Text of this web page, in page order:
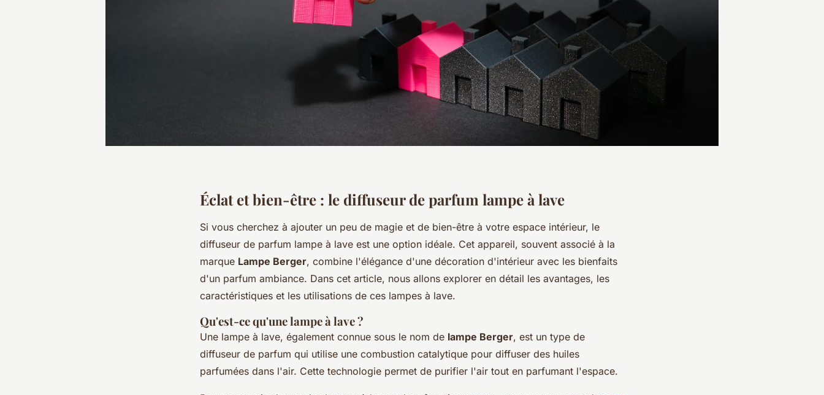
Éclat et bien-être : le diffuseur de parfum lampe à lave
Si vous cherchez à ajouter un peu de magie et de bien-être à votre espace intérieur, le
diffuseur de parfum lampe à lave est une option idéale. Cet appareil, souvent associé à la
marque Lampe Berger, combine l'élégance d'une décoration d'intérieur avec les bienfaits
d'un parfum ambiance. Dans cet article, nous allons explorer en détail les avantages, les
caractéristiques et les utilisations de ces lampes à lave.
Qu'est-ce qu'une lampe à lave ?
Une lampe à lave, également connue sous le nom de lampe Berger, est un type de
diffuseur de parfum qui utilise une combustion catalytique pour diffuser des huiles
parfumées dans l'air. Cette technologie permet de purifier l'air tout en parfumant l'espace.